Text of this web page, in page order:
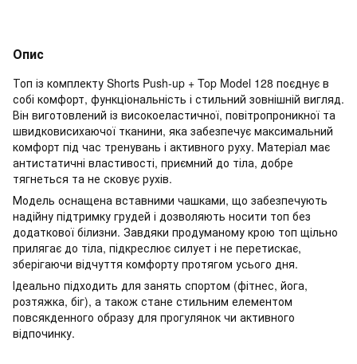
Опис
Топ із комплекту Shorts Push-up + Top Model 128 поєднує в
собі комфорт, функціональність і стильний зовнішній вигляд.
Він виготовлений із високоеластичної, повітропроникної та
швидковисихаючої тканини, яка забезпечує максимальний
комфорт під час тренувань і активного руху. Матеріал має
антистатичні властивості, приємний до тіла, добре
тягнеться та не сковує рухів.
Модель оснащена вставними чашками, що забезпечують
надійну підтримку грудей і дозволяють носити топ без
додаткової білизни. Завдяки продуманому крою топ щільно
прилягає до тіла, підкреслює силует і не перетискає,
зберігаючи відчуття комфорту протягом усього дня.
Ідеально підходить для занять спортом (фітнес, йога,
розтяжка, біг), а також стане стильним елементом
повсякденного образу для прогулянок чи активного
відпочинку.